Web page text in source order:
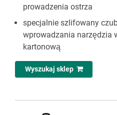
prowadzenia ostrza
specjalnie szlifowany
wprowadzania narzędzia
kartonową
Wyszukaj sklep